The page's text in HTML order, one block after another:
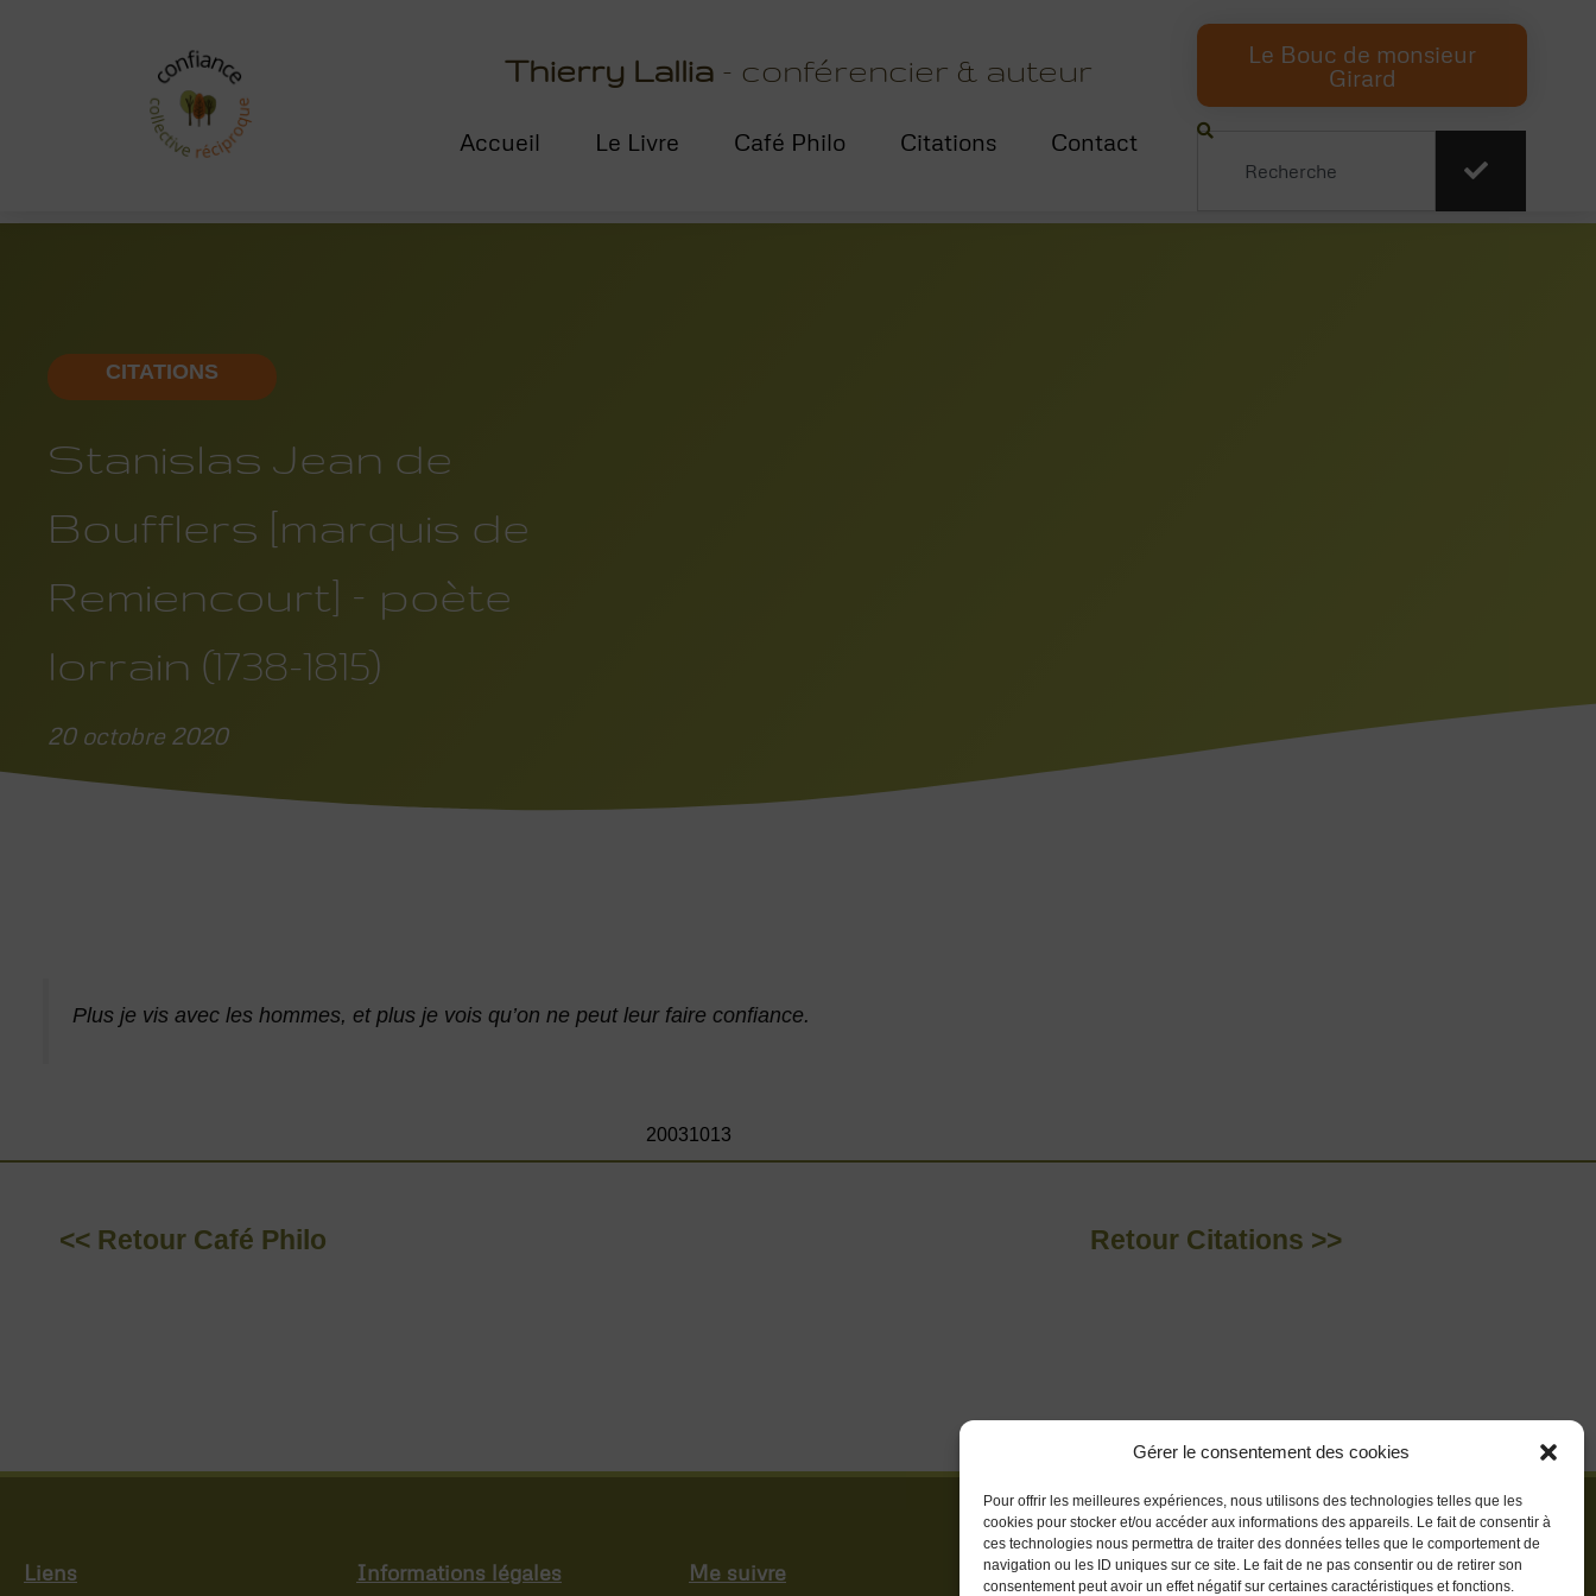
Gérer le consentement des cookies
Pour offrir les meilleures expériences, nous utilisons des technologies telles que les
cookies pour stocker et/ou accéder aux informations des appareils. Le fait de consentir à
ces technologies nous permettra de traiter des données telles que le comportement de
navigation ou les ID uniques sur ce site. Le fait de ne pas consentir ou de retirer son
consentement peut avoir un effet négatif sur certaines caractéristiques et fonctions.
Thierry Lallia- conférencier & auteur
Accueil Le Livre Café Philo Citations Contact
Le Bouc de monsieur
Girard
Rechercher
CITATIONS
Stanislas Jean de
Boufflers [marquis de
Remiencourt] – poète
lorrain (1738-1815)
20 octobre 2020
Plus je vis avec les hommes, et plus je vois qu’on ne peut leur faire confiance.
20031013
<< Retour Café Philo Retour Citations >>
Liens Informations légales Me suivre